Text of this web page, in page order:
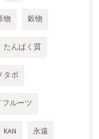
物 穀物
たんぱく質
タボ
ルーツ
KAN 永遠